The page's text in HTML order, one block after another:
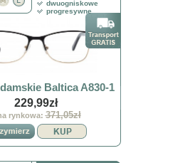
dwuogniskowe
progresywne
Baltica A830-1
229,99zł
rynkowa:371,05zł